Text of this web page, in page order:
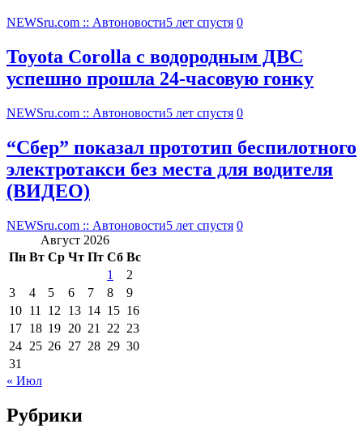
NEWSru.com :: Автоновости5 лет спустя 0
Toyota Corolla с водородным ДВС
успешно прошла 24-часовую гонку
NEWSru.com :: Автоновости5 лет спустя 0
“Сбер” показал прототип беспилотного
электротакси без места для водителя
(ВИДЕО)
NEWSru.com :: Автоновости5 лет спустя 0
Август 2026
Пн Вт Ср Чт Пт Сб Вс
1
2
3
4 5 6 7 8
9
10 11 12 13 14 15 16
17 18 19 20 21 22 23
24 25 26 27 28 29 30
31
« Июл
Рубрики